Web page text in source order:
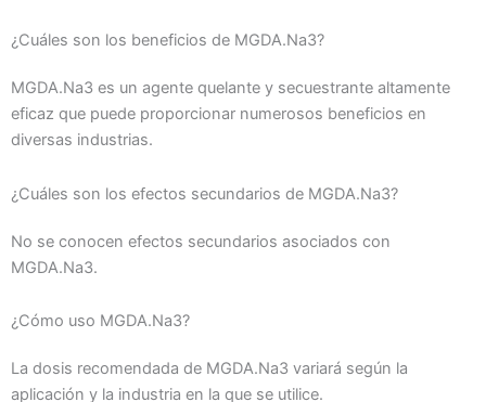
¿Cuáles son los beneficios de MGDA.Na3?
MGDA.Na3 es un agente quelante y secuestrante altamente
eficaz que puede proporcionar numerosos beneficios en
diversas industrias.
¿Cuáles son los efectos secundarios de MGDA.Na3?
No se conocen efectos secundarios asociados con
MGDA.Na3.
¿Cómo uso MGDA.Na3?
La dosis recomendada de MGDA.Na3 variará según la
aplicación y la industria en la que se utilice.